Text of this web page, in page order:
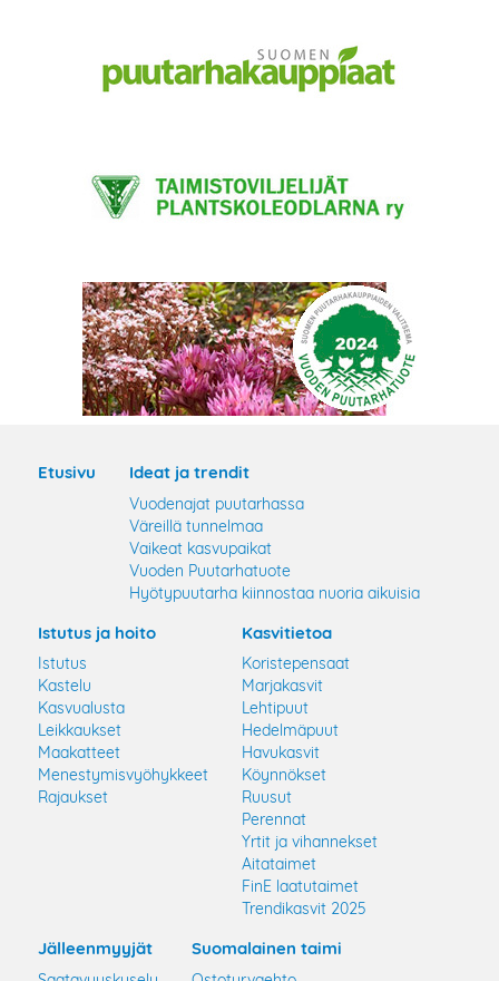
Etusivu Ideat ja trendit
Vuodenajat puutarhassa
Väreillä tunnelmaa
Vaikeat kasvupaikat
Vuoden Puutarhatuote
Hyötypuutarha kiinnostaa nuoria aikuisia
Istutus ja hoito
Istutus
Kastelu
Kasvualusta
Leikkaukset
Maakatteet
Menestymisvyöhykkeet
Rajaukset
Kasvitietoa
Koristepensaat
Marjakasvit
Lehtipuut
Hedelmäpuut
Havukasvit
Köynnökset
Ruusut
Perennat
Yrtit ja vihannekset
Aitataimet
FinE laatutaimet
Trendikasvit 2025
Jälleenmyyjät Suomalainen taimi